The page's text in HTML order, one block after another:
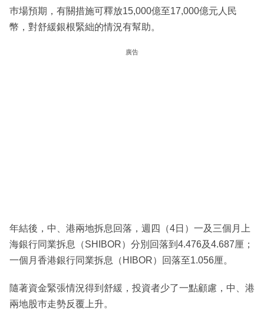
巿場預期，有關措施可釋放15,000億至17,000億元人民
幣，對舒緩銀根緊絀的情況有幫助。
廣告
年結後，中、港兩地拆息回落，週四（4日）一及三個月上
海銀行同業拆息（SHIBOR）分別回落到4.476及4.687厘；
一個月香港銀行同業拆息（HIBOR）回落至1.056厘。
隨著資金緊張情況得到舒緩，投資者少了一點顧慮，中、港
兩地股巿走勢反覆上升。